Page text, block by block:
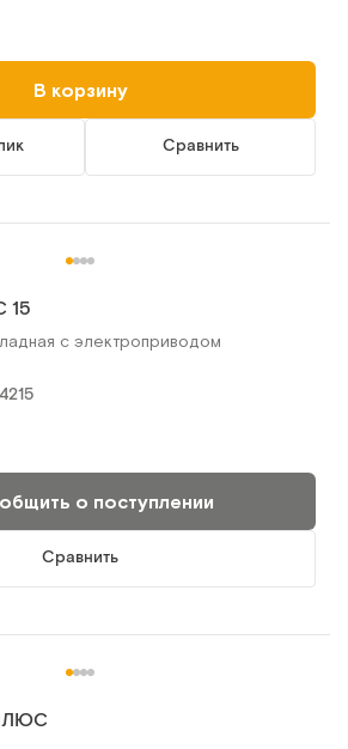
В корзину
Сравнить
15
с электроприводом
о поступлении
Сравнить